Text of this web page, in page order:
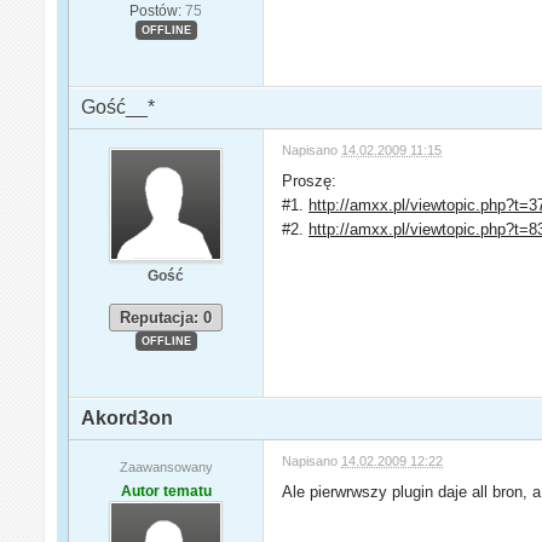
Postów: 75
OFFLINE
Gość__*
Gość
Reputacja: 0
OFFLINE
Napisano 14.02.2009 11:15
Proszę:
#1. http://amxx.pl/
#2. http://amxx.pl/
Akord3on
Zaawansowany
Autor tematu
Napisano 14.02.2009 12:22
Ale pierwrwszy plugin daje all bron,